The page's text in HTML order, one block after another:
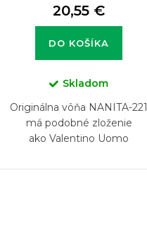
20,55 €
DO KOŠÍKA
Skladom
Originálna vôňa NANITA-221
má podobné zloženie
ako Valentino Uomo